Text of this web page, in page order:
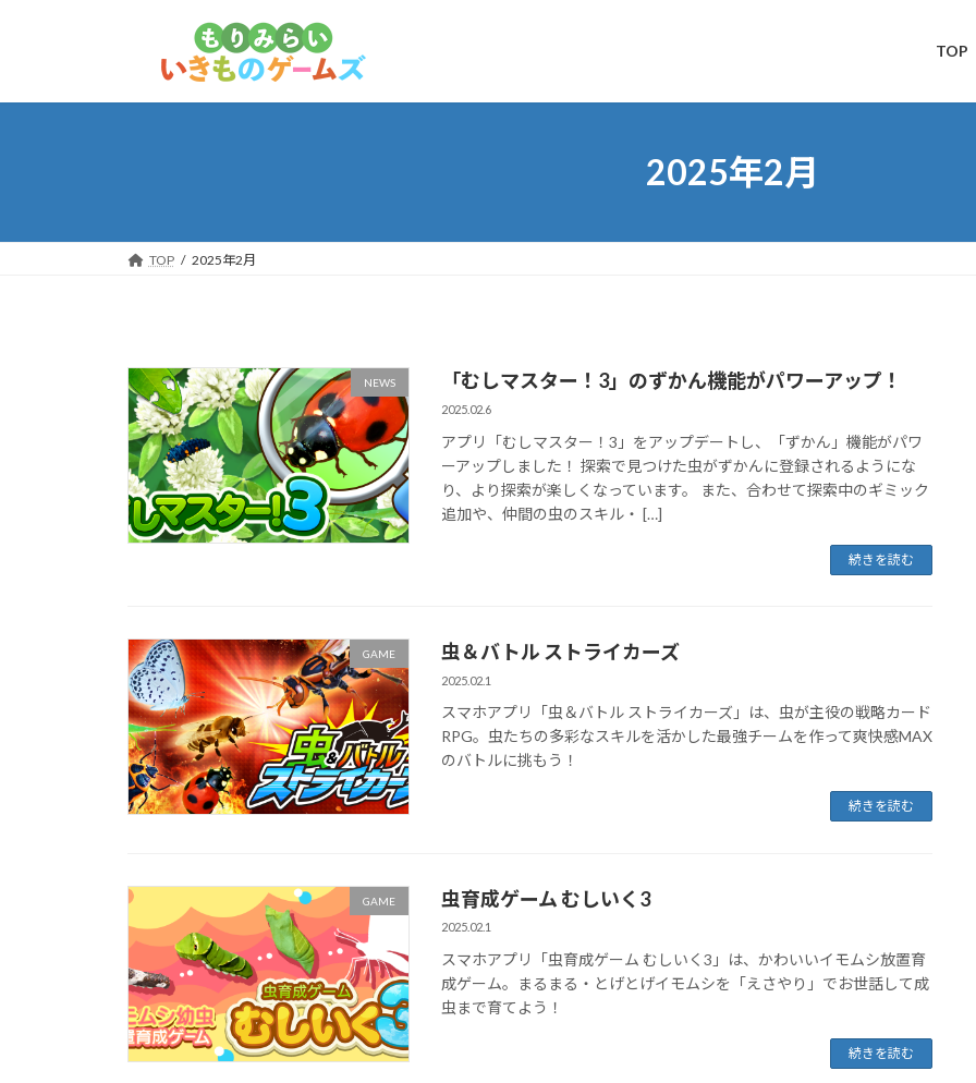
プ
動
TOP
2025年2月
TOP 2025年2月
NEWS 「むしマスター！3」のずかん機能がパワーアップ！
2025.02.6
アプリ「むしマスター！3」をアップデートし、「ずかん」機能がパワ
ーアップしました！ 探索で見つけた虫がずかんに登録されるようにな
り、より探索が楽しくなっています。 また、合わせて探索中のギミック
追加や、仲間の虫のスキル・ […]
続きを読む
GAME 虫＆バトル ストライカーズ
2025.02.1
スマホアプリ「虫＆バトル ストライカーズ」は、虫が主役の戦略カード
RPG。虫たちの多彩なスキルを活かした最強チームを作って爽快感MAX
のバトルに挑もう！
続きを読む
GAME 虫育成ゲーム むしいく3
2025.02.1
スマホアプリ「虫育成ゲーム むしいく3」は、かわいいイモムシ放置育
成ゲーム。まるまる・とげとげイモムシを「えさやり」でお世話して成
虫まで育てよう！
続きを読む